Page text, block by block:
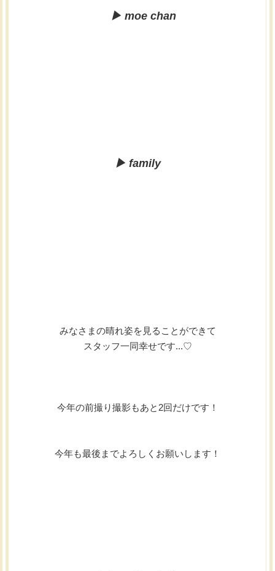
▶︎ moe chan
▶︎ family
みなさまの晴れ姿を見ることができて
スタッフ一同幸せです...♡
今年の前撮り撮影もあと2回だけです！
今年も最後までよろしくお願いします！